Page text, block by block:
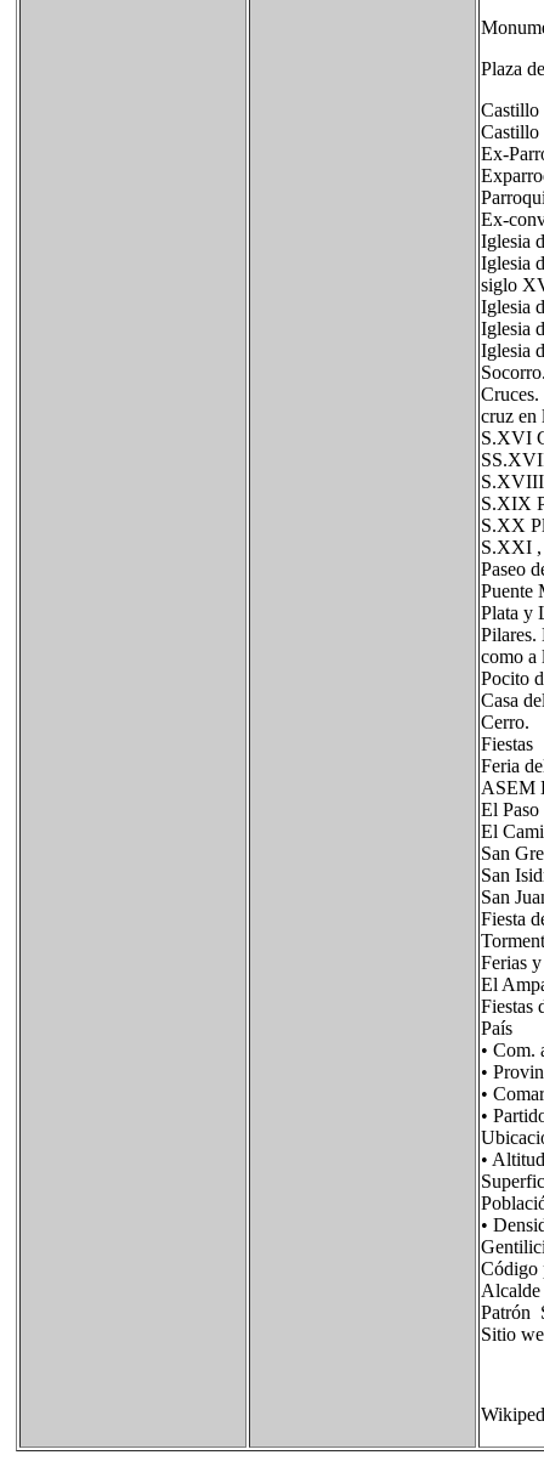
Plaza
Castillo
Ex-
Ex-
Iglesia
Iglesia
siglo
Iglesia
Iglesia
Iglesia
Cruces.
cruz en
S.XVI
S.XVIII
S.XIX
S.XX
S.XXI ,
Paseo
Puente
Plata y
Pilares.
como a
Pocito
Casa
Cerro.
Fiestas
Feria
ASEM
El Paso
El
San
San
San
Fiesta
Ferias
El
Fiestas
País
•
•
•
•
•
•
Patrón
Sitio